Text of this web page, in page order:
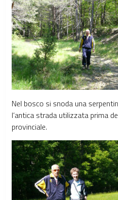
Nel bosco si snoda una
l’antica strada utilizzata prima
provinciale.